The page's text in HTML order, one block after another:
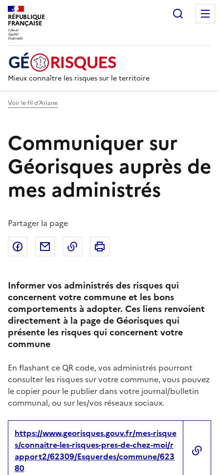
RÉPUBLIQUE
FRANÇAISE
Mieux connaître les risques sur le territoire
Voir le fil d’Ariane
Communiquer sur
Géorisques auprès de
mes administrés
Partager la page
Partager sur Facebook
Partager par emailCopier dans le presse-papier
Informer vos administrés des risques qui
concernent votre commune et les bons
comportements à adopter. Ces liens renvoient
directement à la page de Géorisques qui
présente les risques qui concernent votre
commune
En flashant ce QR code, vos administrés pourront
consulter les risques sur votre commune, vous pouvez
le copier pour le publier dans votre journal/bulletin
communal, ou sur les/vos réseaux sociaux.
https://www.georisques.gouv.fr/mes-risque
s/connaitre-les-risques-pres-de-chez-moi/r
apport2/62309/Esquerdes/commune/623
80